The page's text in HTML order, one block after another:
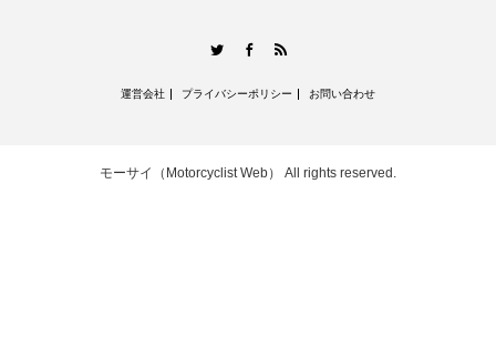
TwitterFacebook
運営会社 プライバシーポリシー お問い合わせ
モーサイ（Motorcyclist Web） All rights reserved.